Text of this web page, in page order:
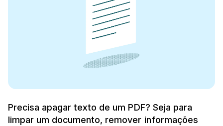
Precisa apagar texto de um PDF? Seja para
limpar um documento, remover informações